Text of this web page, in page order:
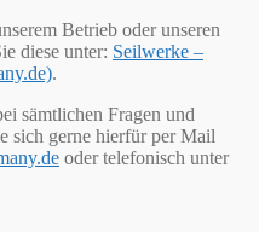
Betrieb oder unseren
diese unter: Seilwerke –
.
sämtlichen Fragen und
sich gerne hierfür per Mail
oder telefonisch unter